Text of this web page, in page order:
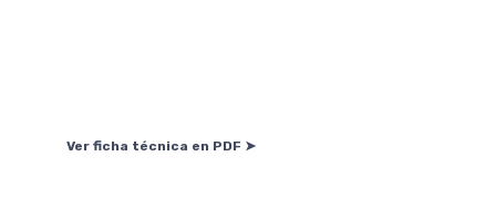
Ver ficha técnica en PDF ➤